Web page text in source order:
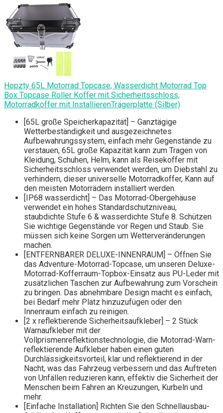
Hopzty 65L Motorrad Topcase, Wasserdicht Motorrad Top
Box Topcase Roller Koffer mit Sicherheitsschloss,
Motorradkoffer mit InstallierenTrägerplatte (Silber)
[65L große Speicherkapazität] – Ganztägige
Wetterbeständigkeit und ausgezeichnetes
Aufbewahrungssystem, einfach mehr Gegenstände zu
verstauen, 65L große Kapazität kann zum Tragen von
Kleidung, Schuhen, Helm, kann als Reisekoffer mit
Sicherheitsschloss verwendet werden, um Diebstahl zu
verhindern, dieser universelle Motorradkoffer, Kann auf
den meisten Motorrädern installiert werden.
[IP68 wasserdicht] – Das Motorrad-Obergehäuse
verwendet ein hohes Standardschutzniveau,
staubdichte Stufe 6 & wasserdichte Stufe 8. Schützen
Sie wichtige Gegenstände vor Regen und Staub. Sie
müssen sich keine Sorgen um Wetterveränderungen
machen.
[ENTFERNBARER DELUXE-INNENRAUM] – Öffnen Sie
das Adventure-Motorrad-Topcase, um unseren Deluxe-
Motorrad-Kofferraum-Topbox-Einsatz aus PU-Leder mit
zusätzlichen Taschen zur Aufbewahrung zum Vorschein
zu bringen. Das abnehmbare Design macht es einfach,
bei Bedarf mehr Platz hinzuzufügen oder den
Innenraum einfach zu reinigen.
[2 x reflektierende Sicherheitsaufkleber] – 2 Stück
Warnaufkleber mit der
Vollprismenreflektionstechnologie, die Motorrad-Warn-
reflektierende Aufkleber haben einen guten
Durchlässigkeitsvorteil, klar und reflektierend in der
Nacht, was das Fahrzeug verbessern und das Auftreten
von Unfällen reduzieren kann, effektiv die Sicherheit der
Menschen beim Fahren an Kreuzungen, Kurbeln und
mehr.
[Einfache Installation] Richten Sie den Schnellausbau-